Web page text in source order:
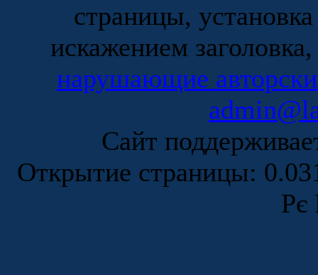
страницы,
искажением
нарушающие
Сайт
Открытие страницы:
Рє